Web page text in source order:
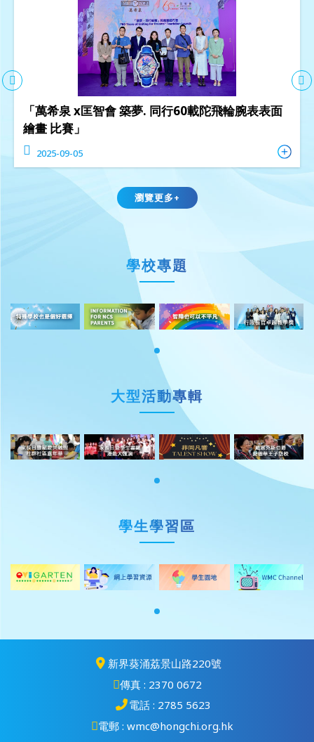
「萬希泉 x匡智會 築夢. 同行60載陀飛輪腕表表面
繪畫 比賽」
2025-09-05
瀏覽更多+
學校專題
大型活動專輯
學生學習區
新界葵涌荔景山路220號
傳真 : 2370 0672
電話 : 2785 5623
電郵 : wmc@hongchi.org.hk